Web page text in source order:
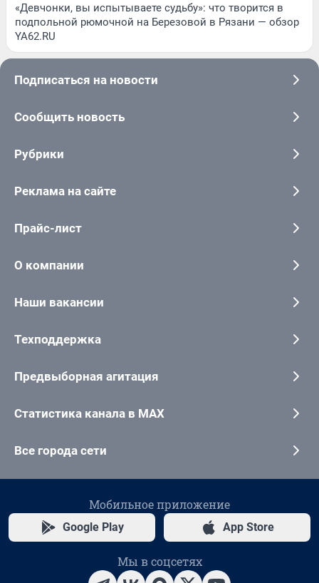
«Девчонки, вы испытываете судьбу»: что творится в
подпольной рюмочной на Березовой в Рязани — обзор
YA62.RU
Подписаться на новости
Сообщить новость
Рубрики
Реклама на сайте
Прайс-лист
О компании
Наши вакансии
Техподдержка
Предвыборная агитация
Статистика канала в MAX
Все города сети
Мобильное приложение
Google Play App Store
Мы в соцсетях